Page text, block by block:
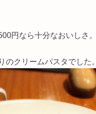
円なら十分なおいしさ。
のクリームパスタでした。